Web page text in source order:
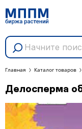
Главная Каталог товаров
Делосперма